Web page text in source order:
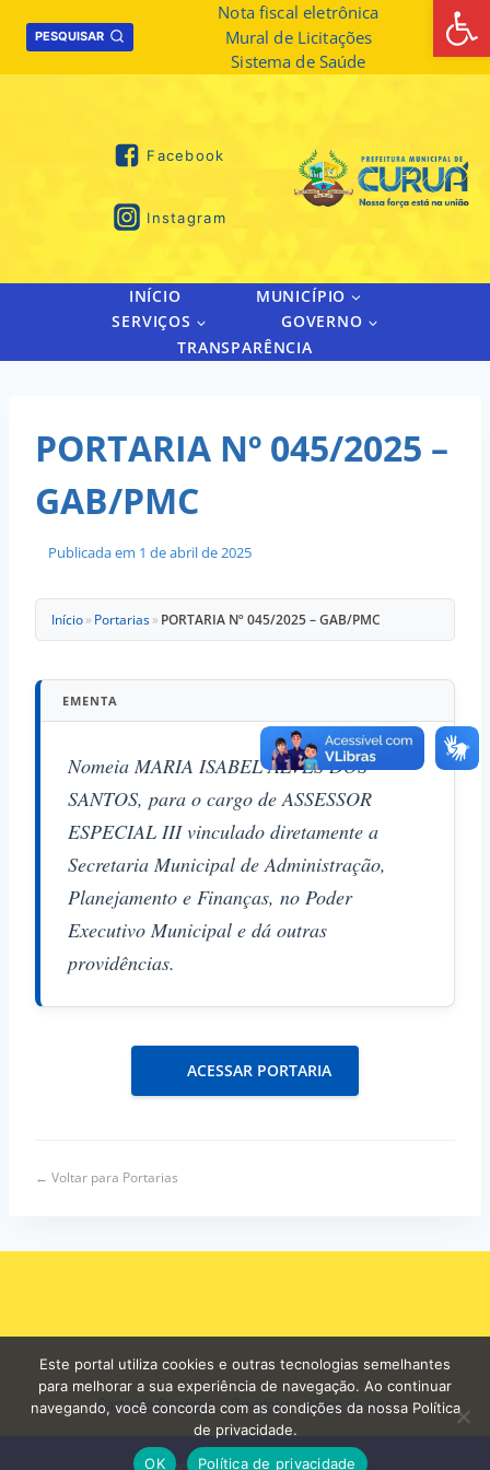
PESQUISAR
Nota fiscal eletrônica
Mural de Licitações
Sistema de Saúde
Facebook
Instagram
INÍCIO
MUNICÍPIO
SERVIÇOS
GOVERNO
TRANSPARÊNCIA
PORTARIA Nº 045/2025 –
GAB/PMC
Publicada em 1 de abril de 2025
Início» Portarias» PORTARIA Nº 045/2025 – GAB/PMC
EMENTA
Nomeia MARIA ISABEL ALVES DOS
SANTOS, para o cargo de ASSESSOR
ESPECIAL III vinculado diretamente a
Secretaria Municipal de Administração,
Planejamento e Finanças, no Poder
Executivo Municipal e dá outras
providências.
ACESSAR PORTARIA
← Voltar para Portarias
Carta de Serviços Ouvidoria Mapa do site
Este portal utiliza cookies e outras tecnologias semelhantes
para melhorar a sua experiência de navegação. Ao continuar
navegando, você concorda com as condições da nossa Política
de privacidade.
OK
Política de privacidade